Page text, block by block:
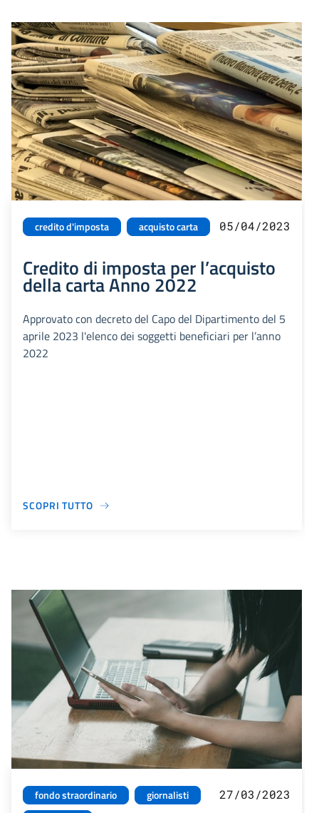
credito d'imposta acquisto carta 05/04/2023
Credito di imposta per l’acquisto
della carta Anno 2022
Approvato con decreto del Capo del Dipartimento del 5
aprile 2023 l'elenco dei soggetti beneficiari per l’anno
2022
SCOPRI TUTTO
fondo straordinario
giornalisti
27/03/2023